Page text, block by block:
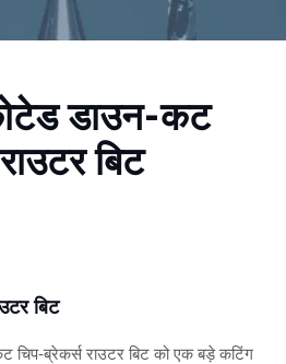
डाउन-कट
बिट
बिट
चिप-ब्रेकर्स राउटर बिट को एक बड़े कटिंग